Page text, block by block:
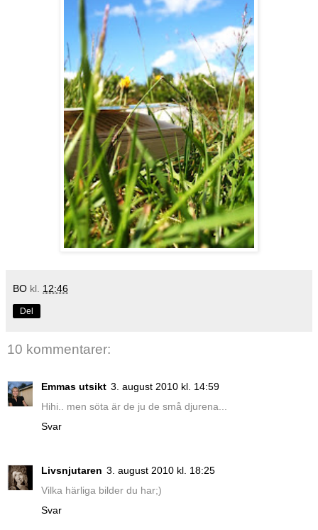
BO kl. 12:46
Del
10 kommentarer:
Emmas utsikt 3. august 2010 kl. 14:59
Hihi.. men söta är de ju de små djurena...
Svar
Livsnjutaren 3. august 2010 kl. 18:25
Vilka härliga bilder du har;)
Svar